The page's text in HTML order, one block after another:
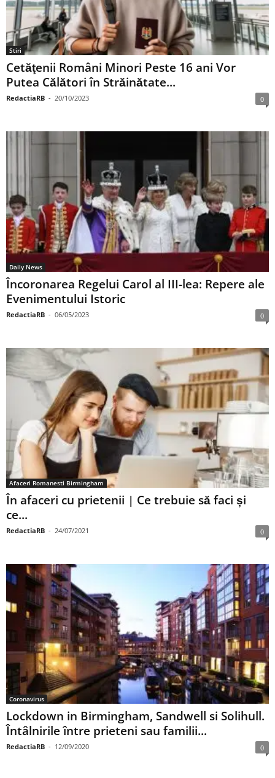
Stiri
Cetăţenii Români Minori Peste 16 ani Vor
Putea Călători în Străinătate...
RedactiaRB - 20/10/2023 0
Daily News
Încoronarea Regelui Carol al III-lea: Repere ale
Evenimentului Istoric
RedactiaRB - 06/05/2023 0
Afaceri Romanesti Birmingham
În afaceri cu prietenii | Ce trebuie să faci și
ce...
RedactiaRB - 24/07/2021 0
Coronavirus
Lockdown in Birmingham, Sandwell si Solihull.
Întâlnirile între prieteni sau familii...
RedactiaRB - 12/09/2020 0